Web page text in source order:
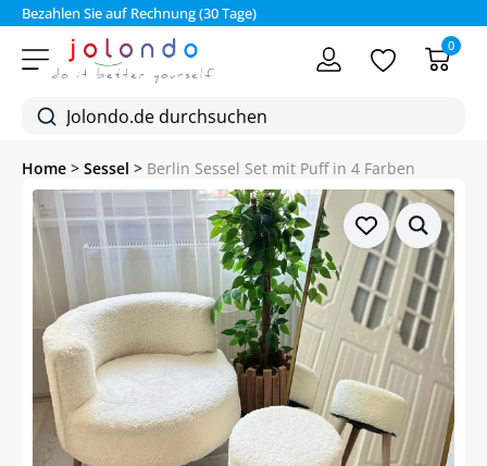
Bezahlen Sie auf Rechnung (30 Tage)
0
Home > Sessel > Berlin Sessel Set mit Puff in 4 Farben